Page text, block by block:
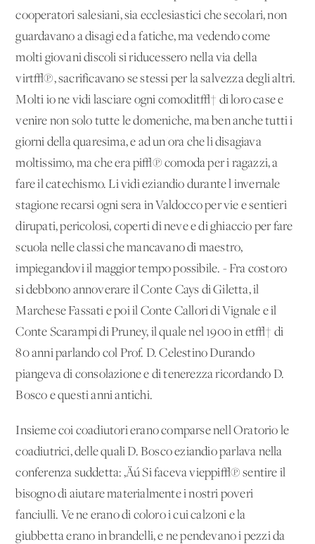
cooperatori salesiani, sia ecclesiastici che secolari, non
guardavano a disagi ed a fatiche, ma vedendo come
molti giovani discoli si riducessero nella via della
virt√π, sacrificavano se stessi per la salvezza degli altri.
Molti io ne vidi lasciare ogni comodit√† di loro case e
venire non solo tutte le domeniche, ma ben anche tutti i
giorni della quaresima, e ad un'ora che li disagiava
moltissimo, ma che era pi√π comoda per i ragazzi, a
fare il catechismo. Li vidi eziandio durante l'invernale
stagione recarsi ogni sera in Valdocco per vie e sentieri
dirupati, pericolosi, coperti di neve e di ghiaccio per fare
scuola nelle classi che mancavano di maestro,
impiegandovi il maggior tempo possibile. - Fra costoro
si debbono annoverare il Conte Cays di Giletta, il
Marchese Fassati e poi il Conte Callori di Vignale e il
Conte Scarampi di Pruney, il quale nel 1900 in et√† di
80 anni parlando col Prof. D. Celestino Durando
piangeva di consolazione e di tenerezza ricordando D.
Bosco e questi anni antichi.
Insieme coi coadiutori erano comparse nell'Oratorio le
coadiutrici, delle quali D. Bosco eziandio parlava nella
conferenza suddetta: ‚Äú Si faceva vieppi√π sentire il
bisogno di aiutare materialmente i nostri poveri
fanciulli. Ve ne erano di coloro i cui calzoni e la
giubbetta erano in brandelli, e ne pendevano i pezzi da